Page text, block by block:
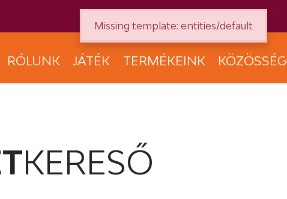
RÓLUNK JÁTÉK TERMÉKEINK KÖZÖSSÉG
KERESŐ
Missing template: entities/default